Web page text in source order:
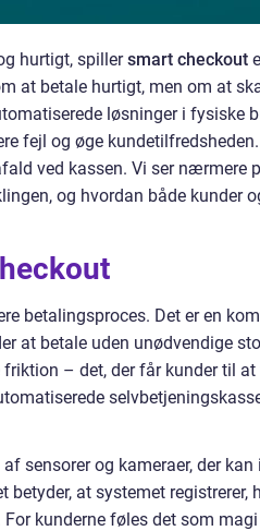
hurtigt, spillersmart checkout
at betale hurtigt, men om at
løsninger i fysiske
fejl og øge
ved kassen. Vi ser nærmere
og hvordan både kunder
betalingsproces. Det er en
at betale uden unødvendige
– det, der får kunder til
sensorer og kameraer, der kan
at systemet registrerer,
kunderne føles det som